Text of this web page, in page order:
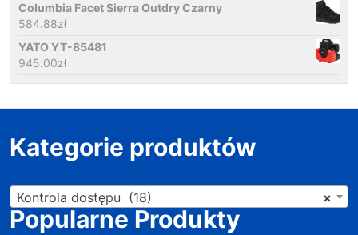
Columbia Facet Sierra Outdry Czarny
584.88zł
YATO YT-85481
945.00zł
Kategorie produktów
×
Kontrola dostępu (18)
Popularne Produkty